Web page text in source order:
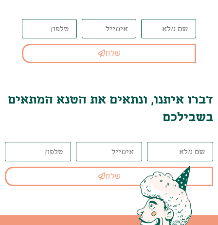
שלח
דברו איתנו, ונתאים את הטנא המתאים
בשבילכם
שלח